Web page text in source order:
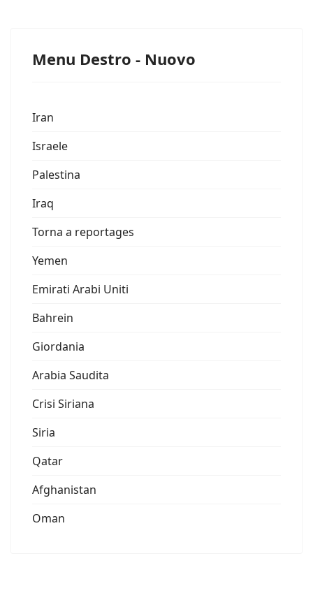
Menu Destro - Nuovo
Iran
Israele
Palestina
Iraq
Torna a reportages
Yemen
Emirati Arabi Uniti
Bahrein
Giordania
Arabia Saudita
Crisi Siriana
Siria
Qatar
Afghanistan
Oman